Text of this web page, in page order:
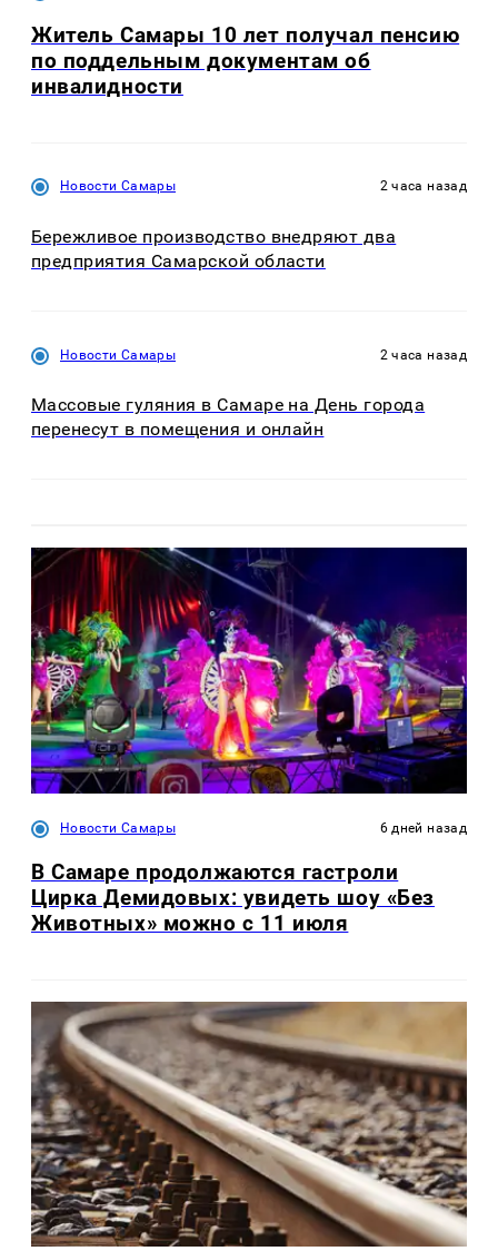
Житель Самары 10 лет получал пенсию
по поддельным документам об
инвалидности
Новости Самары 2 часа назад
Бережливое производство внедряют два
предприятия Самарской области
Новости Самары 2 часа назад
Массовые гуляния в Самаре на День города
перенесут в помещения и онлайн
Новости Самары 6 дней назад
В Самаре продолжаются гастроли
Цирка Демидовых: увидеть шоу «Без
Животных» можно с 11 июля